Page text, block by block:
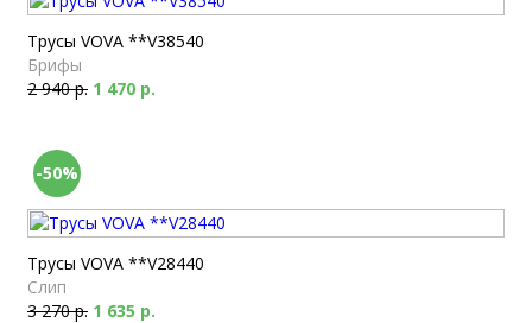
Трусы VOVA **V38540
Брифы
2 940 р. 1 470 р.
-50%
Трусы VOVA **V28440
Слип
3 270 р. 1 635 р.